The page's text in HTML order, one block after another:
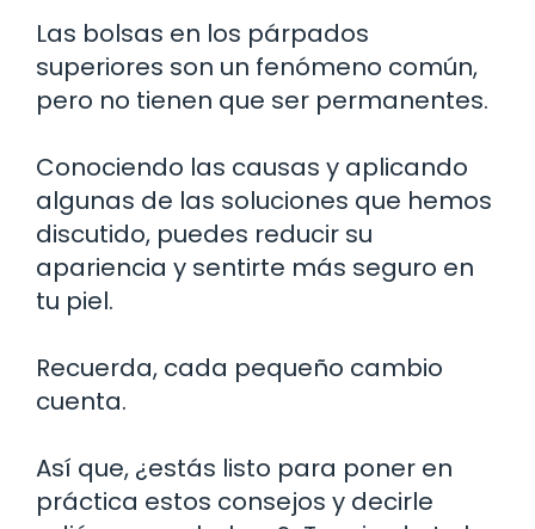
Las bolsas en los párpados
superiores son un fenómeno común,
pero no tienen que ser permanentes.
Conociendo las causas y aplicando
algunas de las soluciones que hemos
discutido, puedes reducir su
apariencia y sentirte más seguro en
tu piel.
Recuerda, cada pequeño cambio
cuenta.
Así que, ¿estás listo para poner en
práctica estos consejos y decirle